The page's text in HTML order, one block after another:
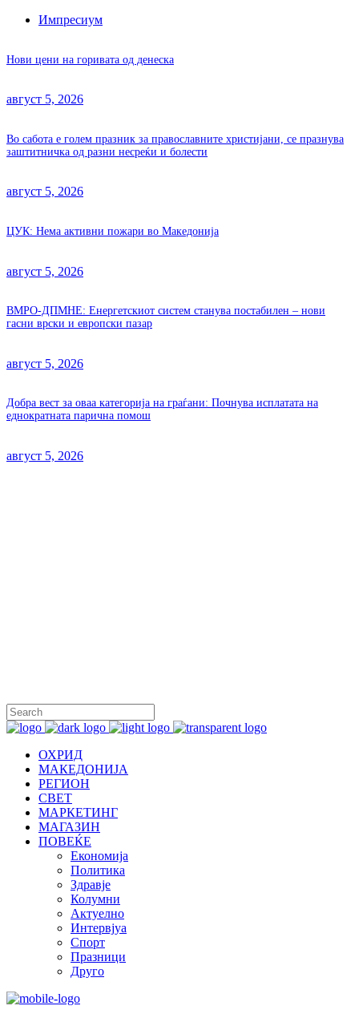
Импресиум
Нови цени на горивата од денеска
август 5, 2026
Во сабота е голем празник за православните христијани, се празнува
заштитничка од разни несреќи и болести
август 5, 2026
ЦУК: Нема активни пожари во Македонија
август 5, 2026
ВМРО-ДПМНЕ: Енергетскиот систем станува постабилен – нови
гасни врски и европски пазар
август 5, 2026
Добра вест за оваа категорија на граѓани: Почнува исплатата на
еднократната парична помош
август 5, 2026
ОХРИД
МАКЕДОНИЈА
РЕГИОН
СВЕТ
МАРКЕТИНГ
МАГАЗИН
ПОВЕЌЕ
Економија
Политика
Здравје
Колумни
Актуелно
Интервјуа
Спорт
Празници
Друго